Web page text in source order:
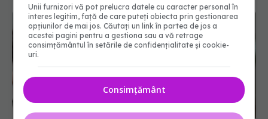
Unii furnizori vă pot prelucra datele cu caracter personal în
interes legitim, față de care puteți obiecta prin gestionarea
opțiunilor de mai jos. Căutați un link în partea de jos a
acestei pagini pentru a gestiona sau a vă retrage
consimțământul în setările de confidențialitate și cookie-
uri.
Consimțământ